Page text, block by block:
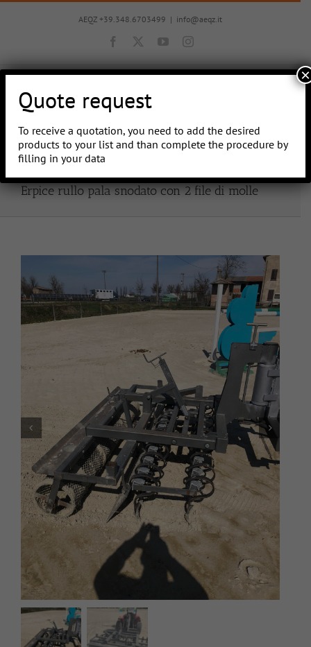
Skip
AEQZ +39.348.6703499 | info@aeqz.it
Facebook YouTubeInstagram
Go to...
Erpice rullo pala snodato con 2 file di molle
Quote request
To receive a quotation, you need to add the desired
products to your list and than complete the procedure by
filling in your data
×